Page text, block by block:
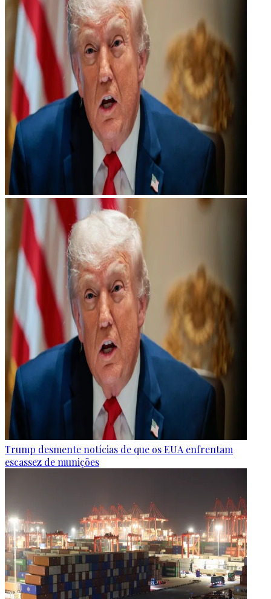
Trump desmente notícias de que os EUA enfrentam
escassez de munições